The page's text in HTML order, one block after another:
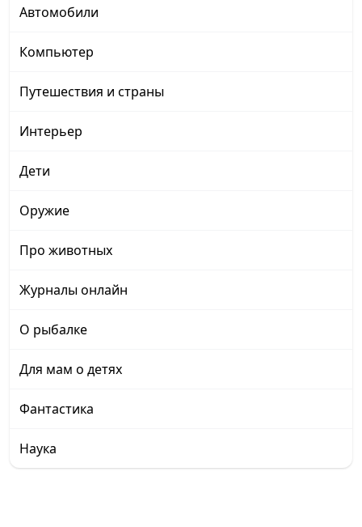
Автомобили
Компьютер
Путешествия и страны
Интерьер
Дети
Оружие
Про животных
Журналы онлайн
О рыбалке
Для мам о детях
Фантастика
Наука